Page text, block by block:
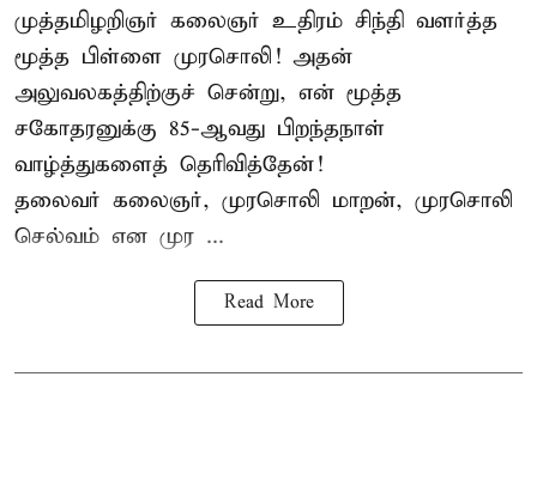
முத்தமிழறிஞர் கலைஞர் உதிரம் சிந்தி வளர்த்த
மூத்த பிள்ளை முரசொலி! அதன்
அலுவலகத்திற்குச் சென்று, என் மூத்த
சகோதரனுக்கு 85-ஆவது பிறந்தநாள்
வாழ்த்துகளைத் தெரிவித்தேன்!
தலைவர் கலைஞர், முரசொலி மாறன், முரசொலி
செல்வம் என முர ...
Read More